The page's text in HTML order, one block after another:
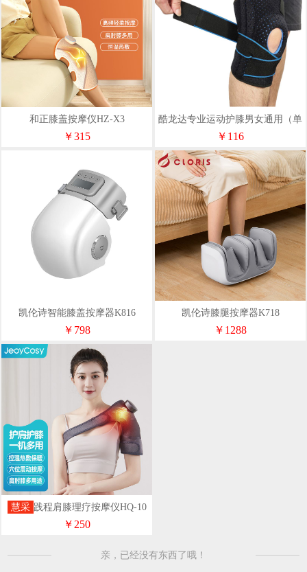
和正膝盖按摩仪HZ-X3
￥315
酷龙达专业运动护膝男女通用（单
只）CLD-JS01
￥116
凯伦诗智能膝盖按摩器K816
￥798
凯伦诗膝腿按摩器K718
￥1288
慧采 践程肩膝理疗按摩仪HQ-10
￥250
亲，已经没有东西了哦！